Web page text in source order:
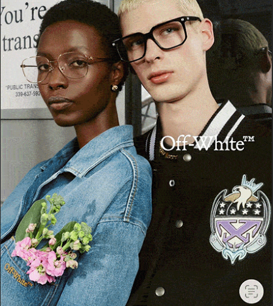
ARTICOLI RECENTI
Olbia. Controlli di GdiF e ADM all’aeroporto: sequestrati
sabbia e alimenti senza certificazione
8 Agosto 2026